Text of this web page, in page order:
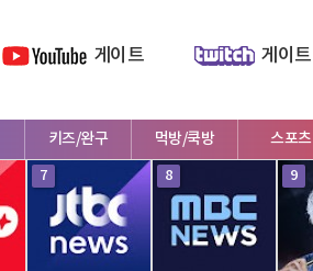
게이트 게이트
키즈/완구 먹방/쿡방 스포츠
7 8 9